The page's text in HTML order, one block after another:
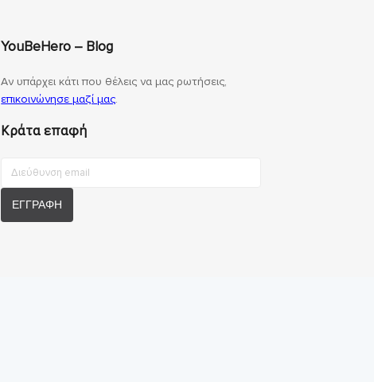
YouBeHero – Blog
Αν υπάρχει κάτι που θέλεις να μας ρωτήσεις,
επικοινώνησε μαζί μας.
Κράτα επαφή